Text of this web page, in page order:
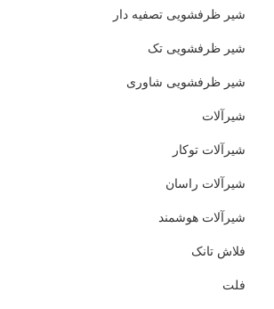
شیر ظرفشویی تصفیه دار
شیر ظرفشویی تک
شیر ظرفشویی شاوری
شیرآلات
شیرآلات توکار
شیرآلات راسان
شیرآلات هوشمند
فلاش تانک
فلت